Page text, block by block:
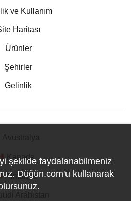
ve Kullanım
Haritası
Ürünler
Şehirler
Gelinlik
Kanada
Almanya
şekilde faydalanabilmeniz
Düğün.com'u kullanarak